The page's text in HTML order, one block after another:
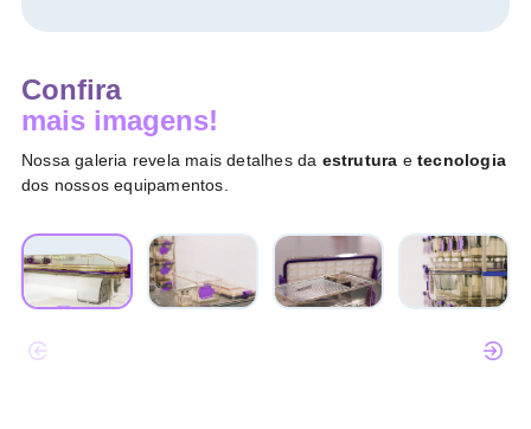
Confira
mais imagens!
Nossa galeria revela mais detalhes da estrutura etecnologia
dos nossos equipamentos.